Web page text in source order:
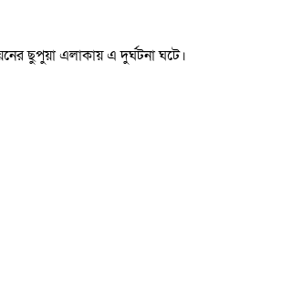
ছুপুয়া এলাকায় এ দুর্ঘটনা ঘটে।